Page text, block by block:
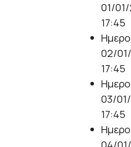
01/
17:45
02/
17:45
03/
17:45